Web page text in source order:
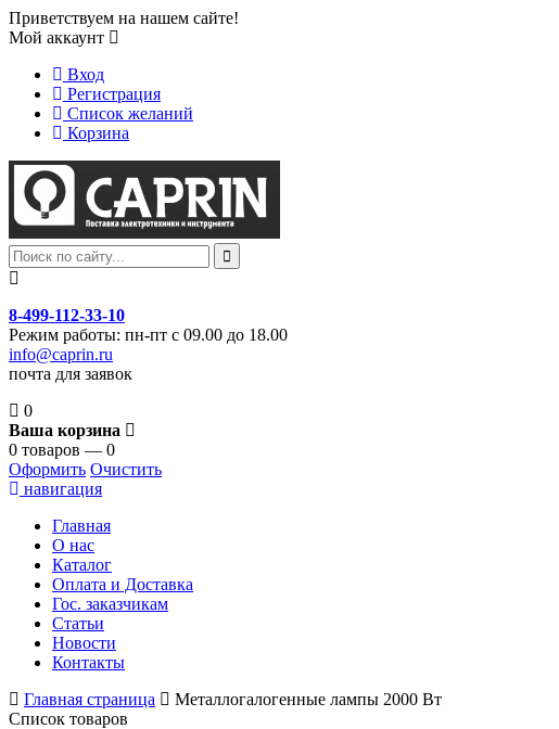
Приветствуем на нашем сайте!
Мой аккаунт
Вход
Регистрация
Список желаний
Корзина
8-499-112-33-10
Режим работы: пн-пт с 09.00 до 18.00
info@caprin.ru
почта для заявок
0
Ваша корзина
0 товаров — 0
Оформить Очистить
навигация
Главная
О нас
Каталог
Оплата и Доставка
Гос. заказчикам
Статьи
Новости
Контакты
Главная страница
Металлогалогенные лампы 2000 Вт
Список товаров